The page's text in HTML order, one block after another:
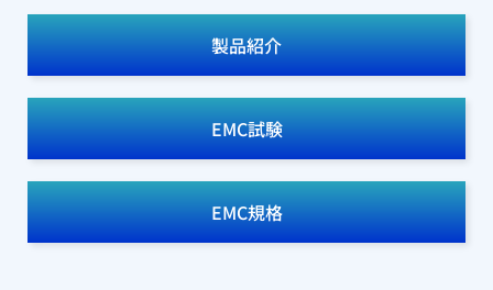
製品紹介
EMC試験
EMC規格